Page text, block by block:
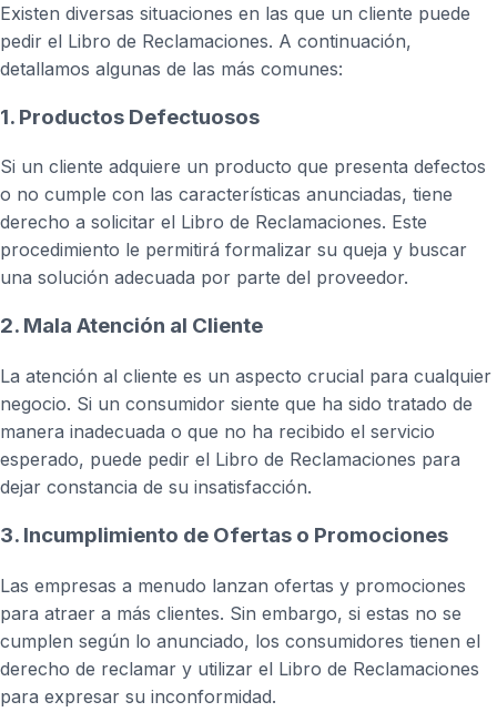
Existen diversas situaciones en las que un cliente puede
pedir el Libro de Reclamaciones. A continuación,
detallamos algunas de las más comunes:
1. Productos Defectuosos
Si un cliente adquiere un producto que presenta defectos
o no cumple con las características anunciadas, tiene
derecho a solicitar el Libro de Reclamaciones. Este
procedimiento le permitirá formalizar su queja y buscar
una solución adecuada por parte del proveedor.
2. Mala Atención al Cliente
La atención al cliente es un aspecto crucial para cualquier
negocio. Si un consumidor siente que ha sido tratado de
manera inadecuada o que no ha recibido el servicio
esperado, puede pedir el Libro de Reclamaciones para
dejar constancia de su insatisfacción.
3. Incumplimiento de Ofertas o Promociones
Las empresas a menudo lanzan ofertas y promociones
para atraer a más clientes. Sin embargo, si estas no se
cumplen según lo anunciado, los consumidores tienen el
derecho de reclamar y utilizar el Libro de Reclamaciones
para expresar su inconformidad.